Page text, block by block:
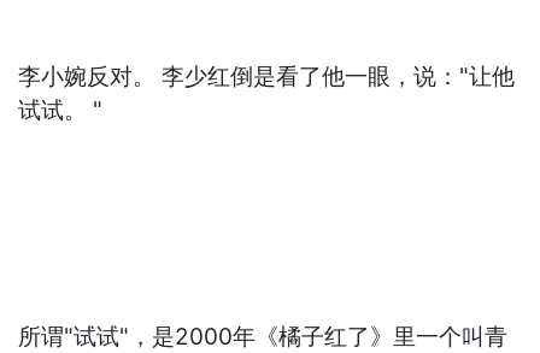
李小婉反对。 李少红倒是看了他一眼，说："让他
试试。 "
所谓"试试"，是2000年《橘子红了》里一个叫青